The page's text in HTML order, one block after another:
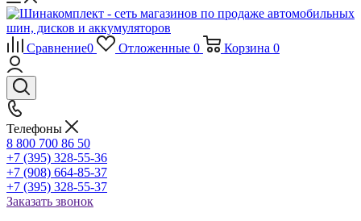
Сравнение0 Отложенные 0 Корзина 0
Телефоны
8 800 700 86 50
+7 (395) 328-55-36
+7 (908) 664-85-37
+7 (395) 328-55-37
Заказать звонок